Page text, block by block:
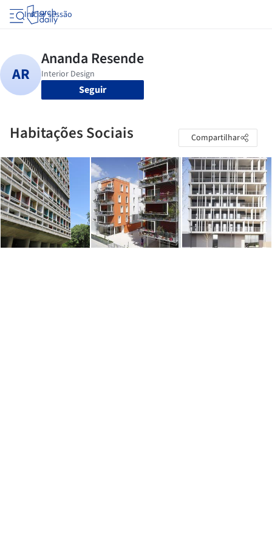
Iniciar sessão
Seguir
Habitações Sociais Compartilhar